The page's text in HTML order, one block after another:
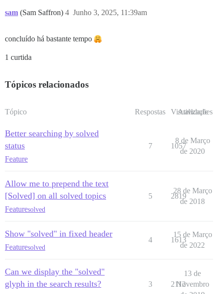
sam (Sam Saffron) Junho 3, 2025, 11:39am
4
concluído há bastante tempo
1 curtida
Tópicos relacionados
Tópico Respostas Visualizações
Atividade
Better searching by solved
status
Feature
7 1057
8 de Março
de 2020
Allow me to prepend the text
[Solved] on all solved topics
Featuresolved
5 2819
28 de Março
de 2018
Show "solved" in fixed header
Featuresolved
4 1613
15 de Março
de 2022
Can we display the "solved"
glyph in the search results?
3 2112
13 de
Novembro